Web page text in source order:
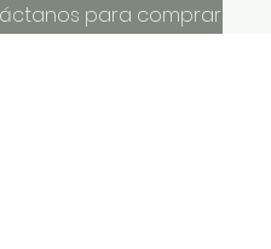
para comprar